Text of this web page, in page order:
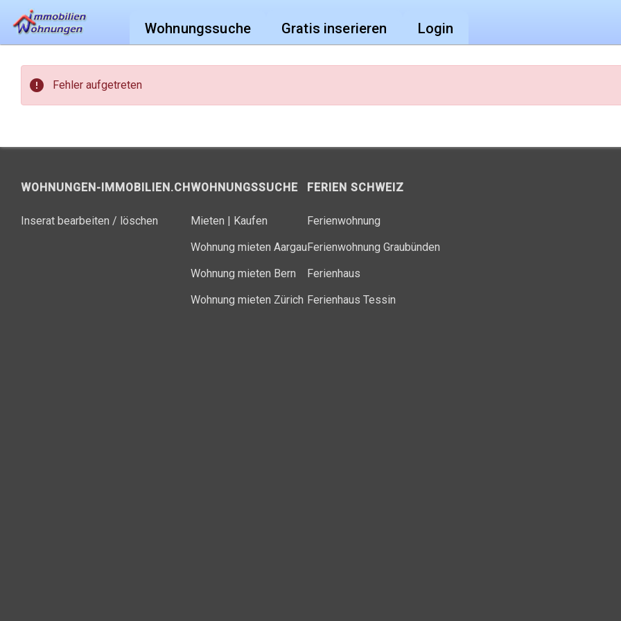
Wohnungssuche Gratis inserieren Login
error Fehler aufgetreten
WOHNUNGEN-IMMOBILIEN.CH
Inserat bearbeiten / löschen
WOHNUNGSSUCHE
Mieten | Kaufen
Wohnung mieten Aargau
Wohnung mieten Bern
Wohnung mieten Zürich
FERIEN SCHWEIZ
Ferienwohnung
Ferienwohnung Graubünden
Ferienhaus
Ferienhaus Tessin